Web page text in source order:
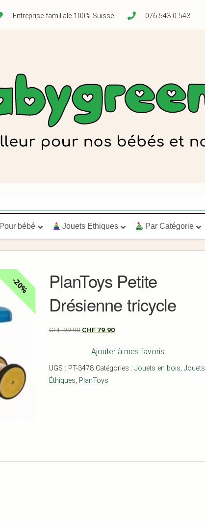
Entreprise familiale 100% Suisse 076 543 0 543
Pour bébé Jouets Ethiques Par Catégorie
20%
PlanToys Petite
Drésienne tricycle
CHF99.90 CHF79.90
Ajouter à mes favoris
UGS : PT-3478 Catégories : Jouets en bois, Jouets
Éthiques, PlanToys